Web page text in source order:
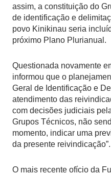
assim, a constituição do
de identificação e
povo Kinikinau seria
próximo Plano Plurianual.
Questionada novamente
informou que o
Geral de Identificação e
atendimento das
com decisões judiciais
Grupos Técnicos, não
momento, indicar uma
da presente reivindicação”.
O mais recente ofício da